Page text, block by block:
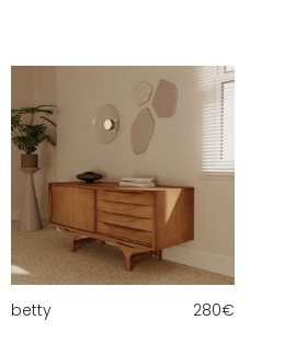
betty 280€